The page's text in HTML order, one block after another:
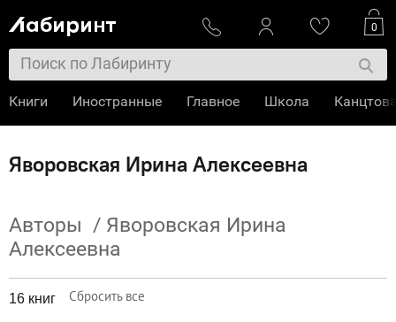
Яворовская Ирина Алексеевна
Авторы / Яворовская Ирина
Алексеевна
16 книг Сбросить все
0
Книги Иностранные Главное Школа